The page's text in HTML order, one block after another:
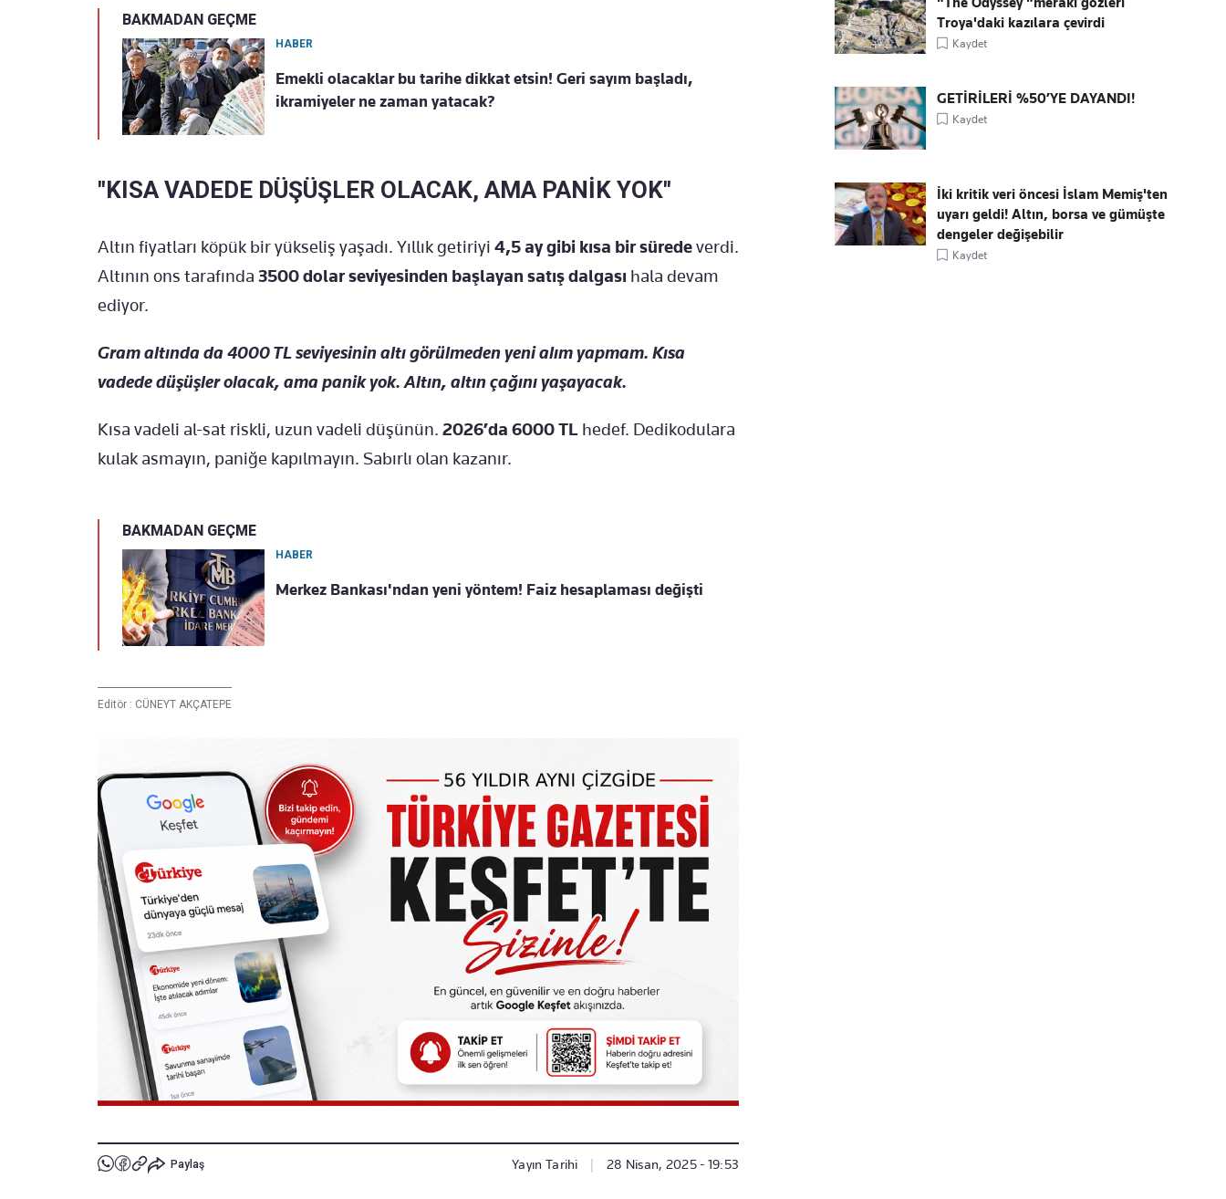
BAKMADAN GEÇME
HABER
Emekli olacaklar bu tarihe dikkat etsin! Geri sayım başladı,
ikramiyeler ne zaman yatacak?
"KISA VADEDE DÜŞÜŞLER OLACAK, AMA PANİK YOK"
Altın fiyatları köpük bir yükseliş yaşadı. Yıllık getiriyi 4,5 ay gibi kısa bir süredeverdi.
Altının ons tarafında 3500 dolar seviyesinden başlayan satış dalgası hala devam
ediyor.
Gram altında da 4000 TL seviyesinin altı görülmeden yeni alım yapmam. Kısa
vadede düşüşler olacak, ama panik yok. Altın, altın çağını yaşayacak.
Kısa vadeli al-sat riskli, uzun vadeli düşünün. 2026’da 6000 TL hedef. Dedikodulara
kulak asmayın, paniğe kapılmayın. Sabırlı olan kazanır.
BAKMADAN GEÇME
HABER
Merkez Bankası'ndan yeni yöntem! Faiz hesaplaması değişti
Editör : CÜNEYT AKÇATEPE
Paylaş Yayın Tarihi 28 Nisan, 2025 - 19:53
Troya'daki kazılara çevirdi
Kaydet
GETİRİLERİ %50’YE DAYANDI!
Kaydet
İki kritik veri öncesi İslam Memiş'ten
uyarı geldi! Altın, borsa ve gümüşte
dengeler değişebilir
Kaydet